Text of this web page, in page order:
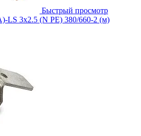
Быстрый просмотр
LS 3х2.5 (N PE) 380/660-2 (м)